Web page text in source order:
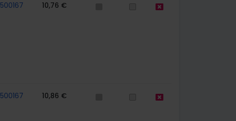
500167 10,76 €
500167 10,86 €